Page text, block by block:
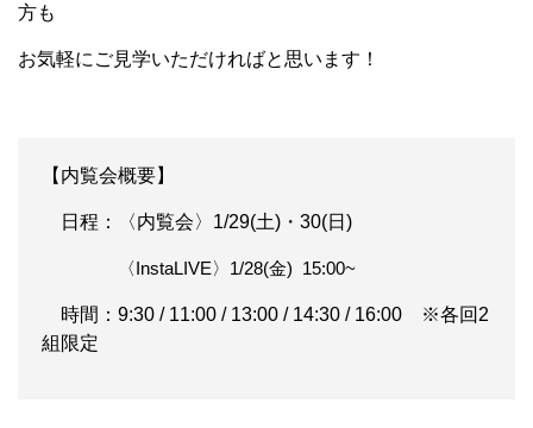
方も
お気軽にご見学いただければと思います！
【内覧会概要】
日程：〈内覧会〉1/29(土)・30(日)
〈InstaLIVE〉1/28(金) 15:00~
時間：9:30 / 11:00 / 13:00 / 14:30 / 16:00 ※各回2
組限定